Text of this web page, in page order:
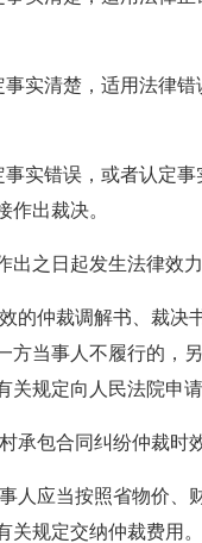
事实清楚，适用法律
实错误，或者认定事
作出裁决。
出之日起发生法律效力
的仲裁调解书、裁决
方当事人不履行的，
关规定向人民法院申请
承包合同纠纷仲裁时
人应当按照省物价、
关规定交纳仲裁费用。